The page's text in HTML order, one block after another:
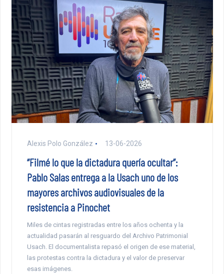
Alexis Polo González 13-06-2026
“Filmé lo que la dictadura quería ocultar”:
Pablo Salas entrega a la Usach uno de los
mayores archivos audiovisuales de la
resistencia a Pinochet
Miles de cintas registradas entre los años ochenta y la
actualidad pasarán al resguardo del Archivo Patrimonial
Usach. El documentalista repasó el origen de ese material,
las protestas contra la dictadura y el valor de preservar
esas imágenes.